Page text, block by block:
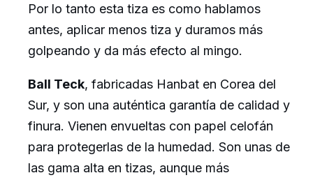
Por lo tanto esta tiza es como hablamos
antes, aplicar menos tiza y duramos más
golpeando y da más efecto al mingo.
Ball Teck, fabricadas Hanbat en Corea del
Sur, y son una auténtica garantía de calidad y
finura. Vienen envueltas con papel celofán
para protegerlas de la humedad. Son unas de
las gama alta en tizas, aunque más